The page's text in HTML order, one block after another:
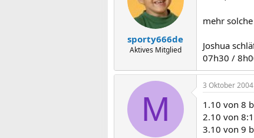
sporty666de
Aktives Mitglied
mehr
Joshua
07h30 /
M
3 Oktober 2004
1.10 von 8
2.10 von
3.10 von 9